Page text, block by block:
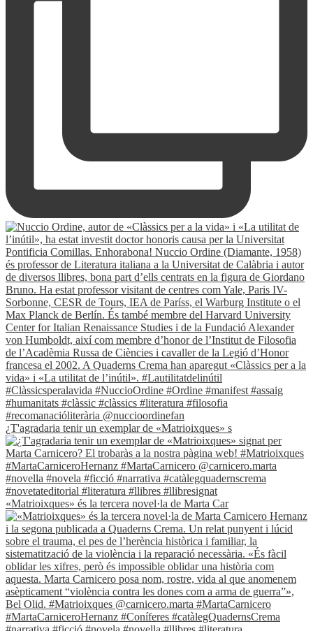
¿T'agradaria tenir un exemplar de «Matrioixques» s
«Matrioixques» és la tercera novel·la de Marta Car